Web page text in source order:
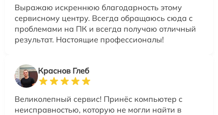
Выражаю искреннюю благодарность этому
сервисному центру. Всегда обращаюсь сюда с
проблемами на ПК и всегда получаю отличный
результат. Настоящие профессионалы!
Краснов Глеб
Великолепный сервис! Принёс компьютер с
неисправностью, которую не могли найти в